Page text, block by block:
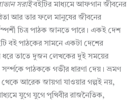
সরাইবইটির মাধ্যমে আফগান জীবনের
আর তার ফলে মানুষের জীবনের
চিত্র পাঠক জানতে পারে। একই দেশ
বই পাঠকের সামনে একটা দেশের
ধরে তাতে দুজন লেখকের দুই সময়ের
পাঠককে গভীর ধারণা দেয়। ভ্রমণ
আরেক জায়গা যাওয়ার গল্পই নয়,
যুগে যুগে পৃথিবীর রাজনৈতিক,